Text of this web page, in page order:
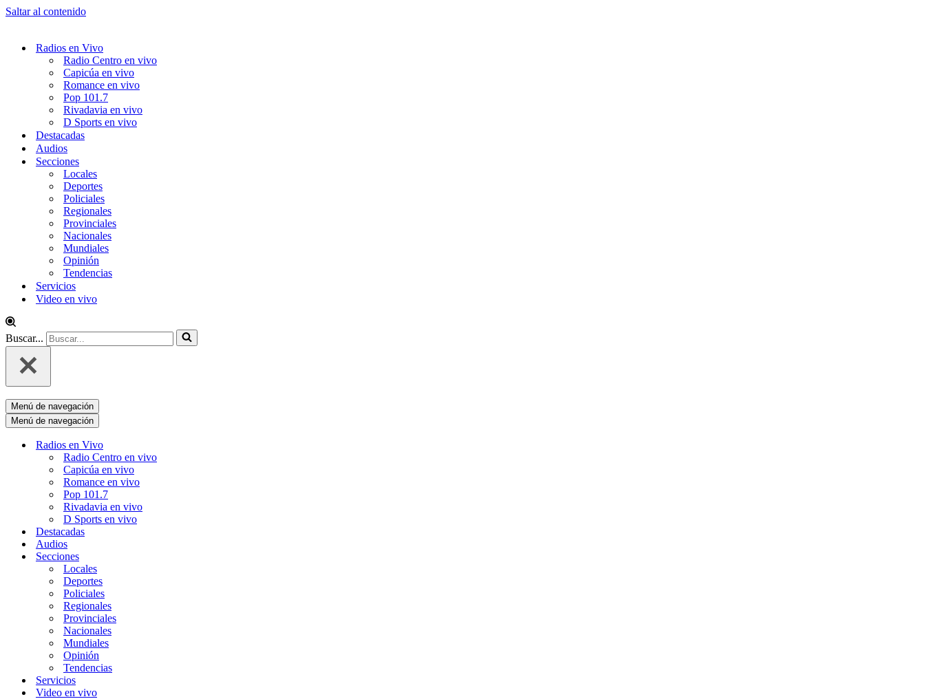
Saltar al contenido
Radios en Vivo
Radio Centro en vivo
Capicúa en vivo
Romance en vivo
Pop 101.7
Rivadavia en vivo
D Sports en vivo
Destacadas
Audios
Secciones
Locales
Deportes
Policiales
Regionales
Provinciales
Nacionales
Mundiales
Opinión
Tendencias
Servicios
Video en vivo
Buscar...
Menú de navegación
Menú de navegación
Radios en Vivo
Radio Centro en vivo
Capicúa en vivo
Romance en vivo
Pop 101.7
Rivadavia en vivo
D Sports en vivo
Destacadas
Audios
Secciones
Locales
Deportes
Policiales
Regionales
Provinciales
Nacionales
Mundiales
Opinión
Tendencias
Servicios
Video en vivo